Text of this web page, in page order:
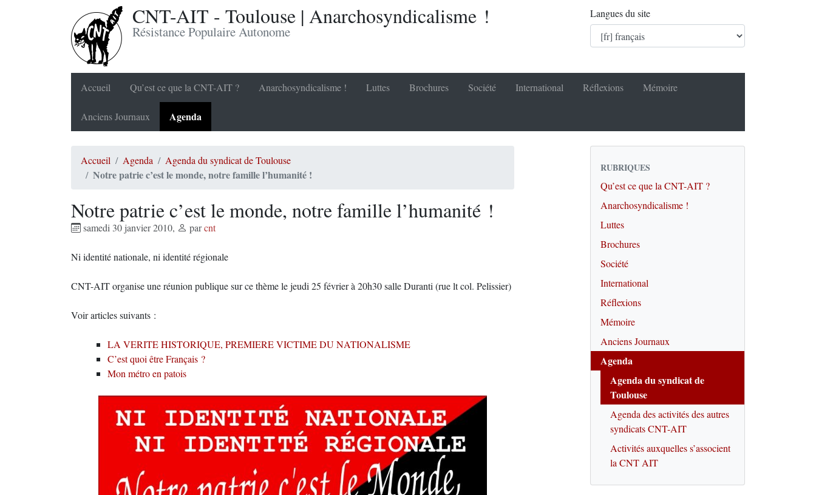
CNT-AIT - Toulouse | Anarchosyndicalisme !
Résistance Populaire Autonome
Langues du site
Accueil Qu’est ce que la CNT-AIT ? Anarchosyndicalisme ! Luttes Brochures Société International Réflexions Mémoire
Anciens Journaux Agenda
Accueil Agenda Agenda du syndicat de Toulouse
Notre patrie c’est le monde, notre famille l’humanité !
Notre patrie c’est le monde, notre famille l’humanité !
samedi 30 janvier 2010, parcnt
Ni identité nationale, ni identité régionale
CNT-AIT organise une réunion publique sur ce thème le jeudi 25 février à 20h30 salle Duranti (rue lt col. Pelissier)
Voir articles suivants :
LA VERITE HISTORIQUE, PREMIERE VICTIME DU NATIONALISME
C’est quoi être Français ?
Mon métro en patois
RUBRIQUES
Qu’est ce que la CNT-AIT ?
Anarchosyndicalisme !
Luttes
Brochures
Société
International
Réflexions
Mémoire
Anciens Journaux
Agenda
Agenda du syndicat de
Toulouse
Agenda des activités des autres
syndicats CNT-AIT
Activités auxquelles s’associent
la CNT AIT